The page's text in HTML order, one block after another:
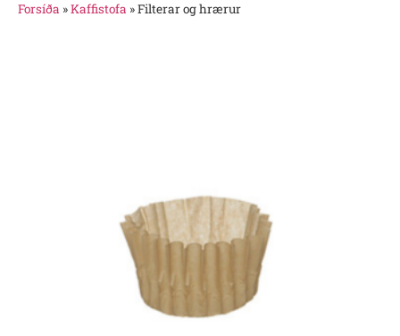
Forsíða »Kaffistofa »Filterar og hrærur